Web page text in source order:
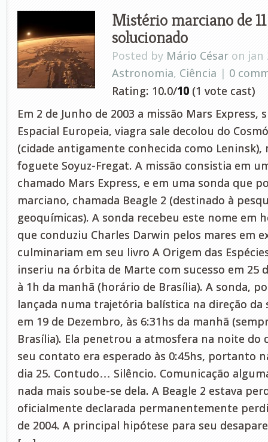
Mistério marciano de
solucionado
Posted by Mário César on jan
Astronomia, Ciência | 0
Rating: 10.0/10 (1 vote cast)
Em 2 de Junho de 2003 a missão Mars Express,
Espacial Europeia, viagra sale decolou do
(cidade antigamente conhecida como Leninsk),
foguete Soyuz-Fregat. A missão consistia em
chamado Mars Express, e em uma sonda que
marciano, chamada Beagle 2 (destinado à
geoquímicas). A sonda recebeu este nome em
que conduziu Charles Darwin pelos mares em
culminariam em seu livro A Origem das
inseriu na órbita de Marte com sucesso em 25
à 1h da manhã (horário de Brasília). A sonda,
lançada numa trajetória balística na direção
em 19 de Dezembro, às 6:31hs da manhã
Brasília). Ela penetrou a atmosfera na noite do
seu contato era esperado às 0:45hs, portanto
dia 25. Contudo… Silêncio. Comunicação
nada mais soube-se dela. A Beagle 2 estava
oficialmente declarada permanentemente
de 2004. A principal hipótese para seu